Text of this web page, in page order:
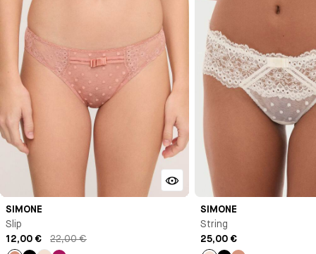
SIMONE
Slip
12,00 €
22,00 €
SIMONE
String
25,00 €